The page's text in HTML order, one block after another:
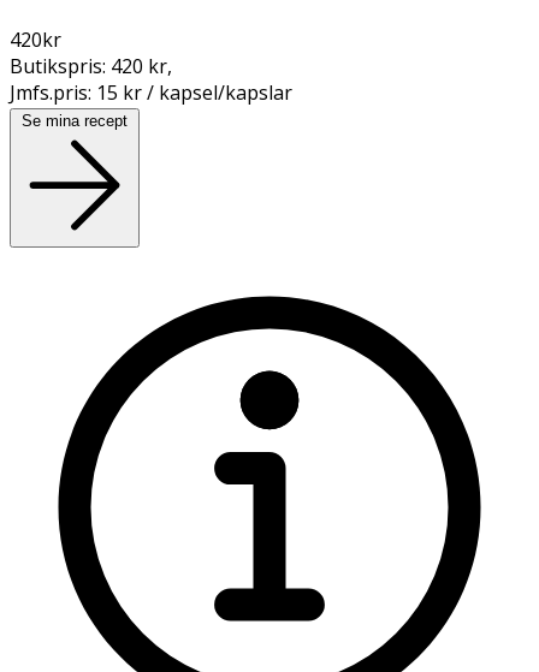
420kr
Butikspris: 420 kr,
Jmfs.pris: 15 kr / kapsel/kapslar
Se mina recept